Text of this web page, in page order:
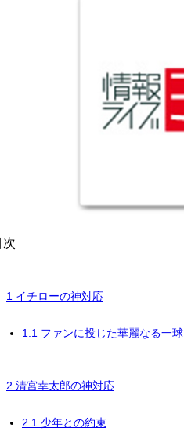
次
1 イチローの神対応
1.1 ファンに投じた華麗なる一球
2 清宮幸太郎の神対応
2.1 少年との約束